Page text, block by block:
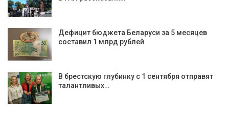
Дефицит бюджета Беларуси за 5 месяцев
составил 1 млрд рублей
В брестскую глубинку с 1 сентября отправят
талантливых…